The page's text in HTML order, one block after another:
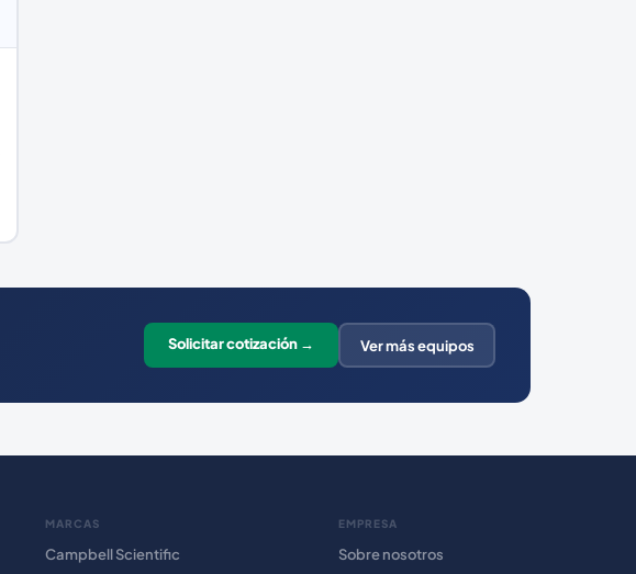
Solicitar cotización → Ver más equipos
MARCAS
Campbell Scientific
EMPRESA
Sobre nosotros